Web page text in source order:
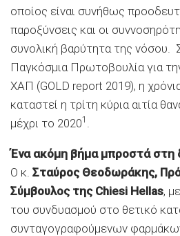
οποίος είναι συνήθως
παροξύνσεις και οι
συνολική βαρύτητα της νόσου.
Παγκόσμια Πρωτοβουλία για
ΧΑΠ (GOLD report 2019), η
καταστεί η τρίτη κύρια αιτία
μέχρι το 20201
Ένα ακόμη βήμα μπροστά στη
O κ. Σταύρος Θεοδωράκης,
Σύμβουλος της Chiesi Hellas,
του συνδυασμού στο θετικό
συνταγογραφούμενων